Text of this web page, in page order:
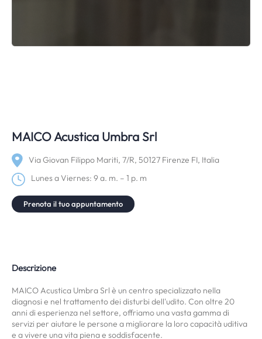
MAICO Acustica Umbra Srl
Via Giovan Filippo Mariti, 7/R, 50127 Firenze FI, Italia
Lunes a Viernes: 9 a. m. – 1 p. m
Prenota il tuo appuntamento
Descrizione
MAICO Acustica Umbra Srl è un centro specializzato nella
diagnosi e nel trattamento dei disturbi dell'udito. Con oltre 20
anni di esperienza nel settore, offriamo una vasta gamma di
servizi per aiutare le persone a migliorare la loro capacità uditiva
e a vivere una vita piena e soddisfacente.